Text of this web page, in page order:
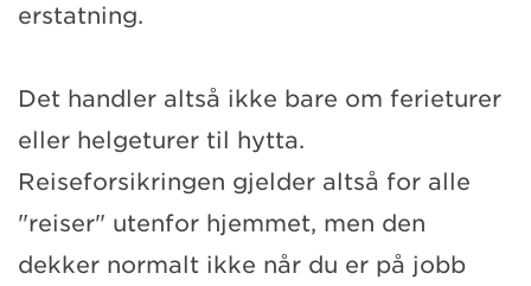
erstatning.
Det handler altså ikke bare om ferieturer
eller helgeturer til hytta.
Reiseforsikringen gjelder altså for alle
"reiser" utenfor hjemmet, men den
dekker normalt ikke når du er på jobb